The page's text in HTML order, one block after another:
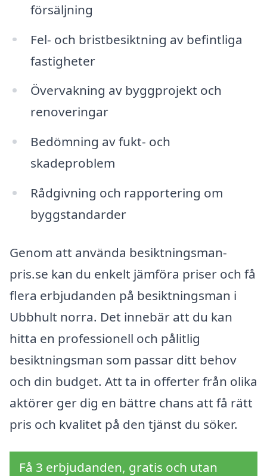
försäljning
Fel- och bristbesiktning av befintliga
fastigheter
Övervakning av byggprojekt och
renoveringar
Bedömning av fukt- och
skadeproblem
Rådgivning och rapportering om
byggstandarder
Genom att använda besiktningsman-
pris.se kan du enkelt jämföra priser och få
flera erbjudanden på besiktningsman i
Ubbhult norra. Det innebär att du kan
hitta en professionell och pålitlig
besiktningsman som passar ditt behov
och din budget. Att ta in offerter från olika
aktörer ger dig en bättre chans att få rätt
pris och kvalitet på den tjänst du söker.
Få 3 erbjudanden, gratis och utan